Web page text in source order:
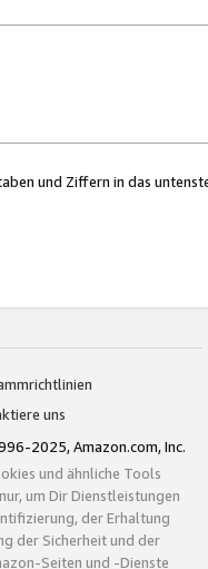
und Ziffern in das
uns
2025, Amazon.com, Inc.
und ähnliche Tools
um Dir Dienstleistungen
der Erhaltung
der Sicherheit und der
Seiten und -Dienste